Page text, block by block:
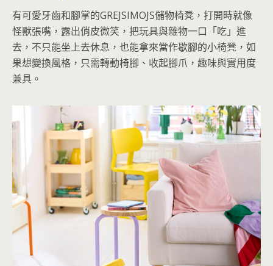
有可愛牙齒和腳掌的GREJSIMOJS儲物椅凳，打開時就像
怪獸張嘴，露出俏皮微笑，把玩具與雜物一口「吃」進
去，不只能坐上去休息，也能拿來當作歇腳的小椅凳，如
果想變換風格，只需轉動椅腳、收起腳爪，趣味與實用度
兼具。